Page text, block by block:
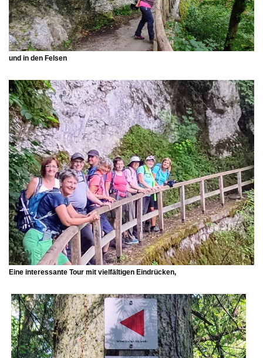
und in den Felsen
Eine interessante Tour mit vielfältigen Eindrücken,